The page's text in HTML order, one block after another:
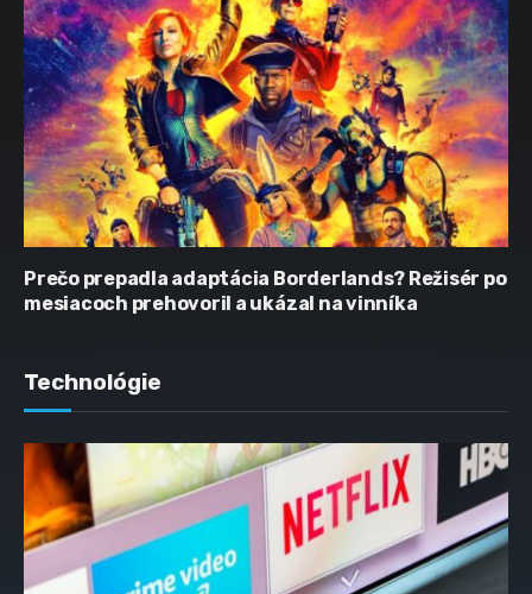
Prečo prepadla adaptácia Borderlands? Režisér po
mesiacoch prehovoril a ukázal na vinníka
Technológie